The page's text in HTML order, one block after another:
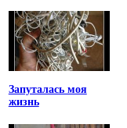
Запуталась моя
жизнь